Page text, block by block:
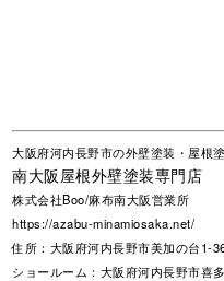
大阪府河内長野市の外壁塗装・屋根
南大阪屋根外壁塗装専門店
株式会社Boo/麻布南大阪営業所
https://azabu-minamiosaka.net/
住所：大阪府河内長野市美加の台1-
ショールーム：大阪府河内長野市喜